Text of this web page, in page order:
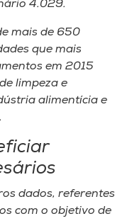
4.029.
mais de 650
que mais
em 2015
limpeza e
alimentícia e
dados, referentes
com o objetivo de